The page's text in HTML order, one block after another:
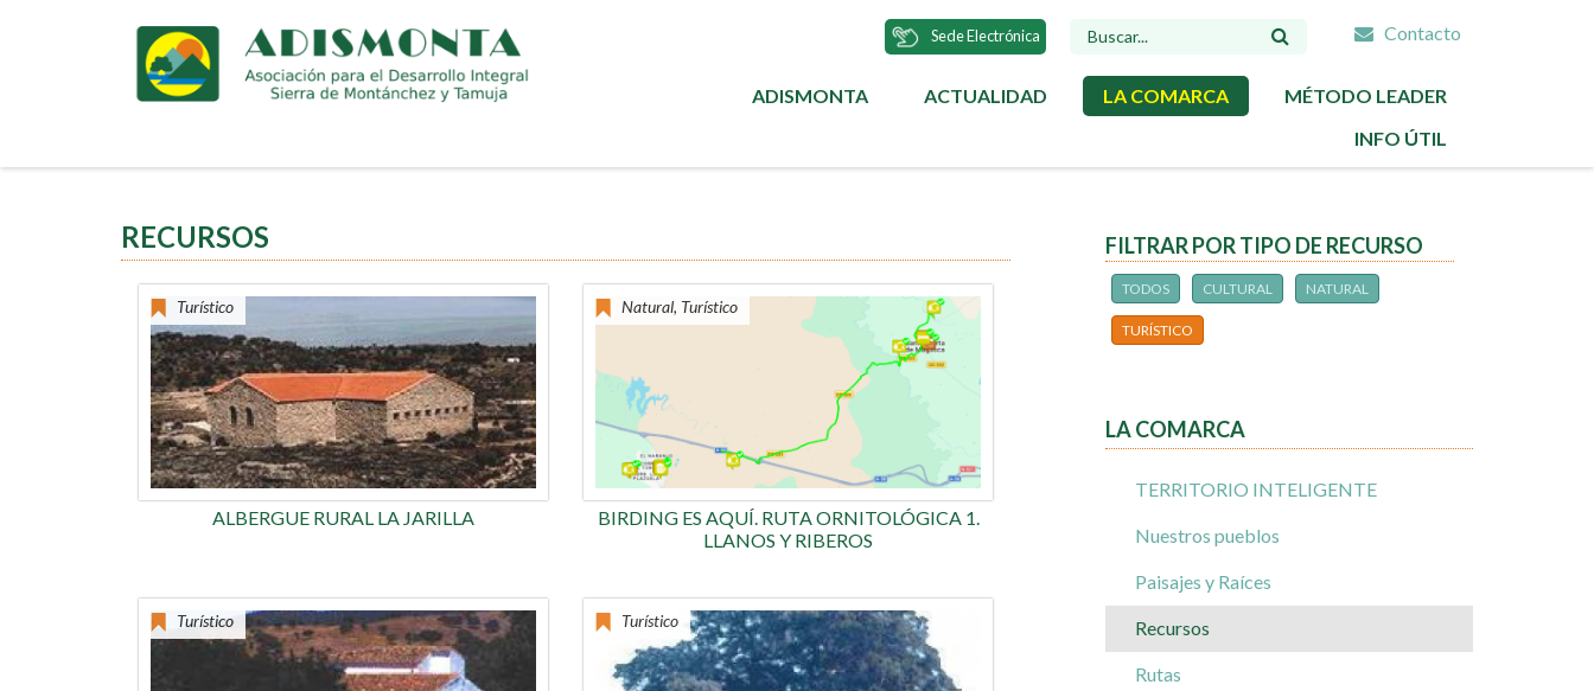
Contacto
DE
Sede Electrónica
ADISMONTA ACTUALIDAD LA COMARCA
MÉTODO LEADER
INFO ÚTIL
RECURSOS
Turístico
ALBERGUE RURAL LA JARILLA
Natural, Turístico
BIRDING ES AQUÍ. RUTA ORNITOLÓGICA 1.
LLANOS Y RIBEROS
Turístico Turístico
FILTRAR POR TIPO DE RECURSO
TODOS CULTURAL NATURAL
TURÍSTICO
LA COMARCA
TERRITORIO INTELIGENTE
Nuestros pueblos
Paisajes y Raíces
Recursos
Rutas